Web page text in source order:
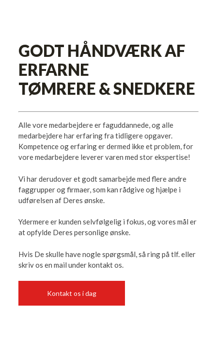
GODT HÅNDVÆRK AF
ERFARNE
TØMRERE & SNEDKERE
Alle vore medarbejdere er faguddannede, og alle
medarbejdere har erfaring fra tidligere opgaver.
Kompetence og erfaring er dermed ikke et problem, for
vore medarbejdere leverer varen med stor ekspertise!
Vi har derudover et godt samarbejde med flere andre
faggrupper og firmaer, som kan rådgive og hjælpe i
udførelsen af Deres ønske.​
Ydermere er kunden selvfølgelig i fokus, og vores mål er
at opfylde Deres personlige ønske.
Hvis De skulle have nogle spørgsmål, så ring på tlf. eller
skriv os en mail under kontakt os.​​
Kontakt os i dag